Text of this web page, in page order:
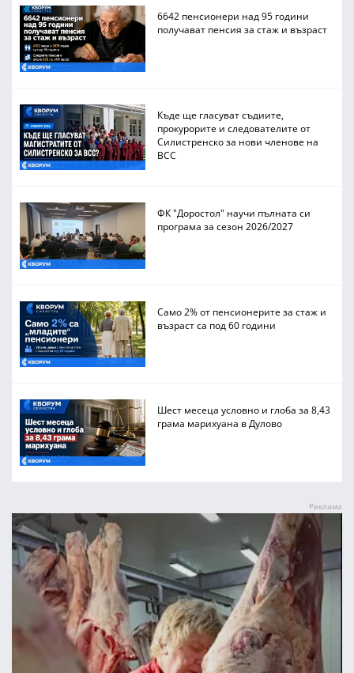
6642 пенсионери над 95 години
получават пенсия за стаж и възраст
Къде ще гласуват съдиите,
прокурорите и следователите от
Силистренско за нови членове на
ВСС
ФК "Доростол" научи пълната си
програма за сезон 2026/2027
Само 2% от пенсионерите за стаж и
възраст са под 60 години
Шест месеца условно и глоба за 8,43
грама марихуана в Дулово